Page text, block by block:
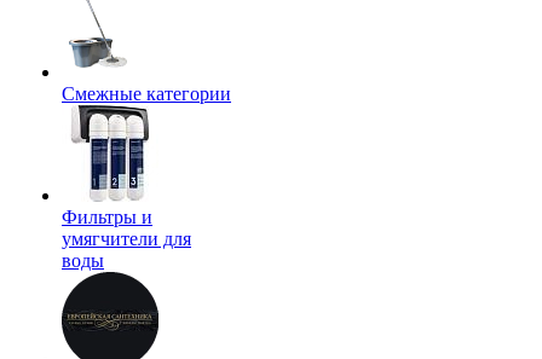
Смежные категории
Фильтры и
умягчители для
воды